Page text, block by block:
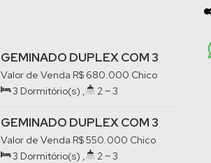
GEMINADO DUPLEX COM 3
QUARTOS | CHICO DE
PAULO
R$680.000
Valor de Venda
Chico
de Paulo, Jaraguá do Sul, Santa
3 Dormitório(s) ,
2 ~ 3
142.42m² , 1Suíte(s) , 2 Vaga(s)
GEMINADO DUPLEX COM 3
QUARTOS | CHICO DE
PAULO
R$550.000
Valor de Venda
Chico
de Paulo, Jaraguá do Sul, Santa
3 Dormitório(s) ,
2 ~ 3